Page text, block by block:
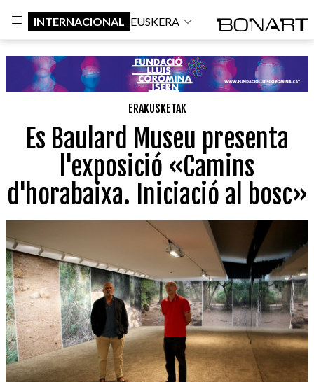
INTERNACIONAL EUSKERA
ERAKUSKETAK
Es Baulard Museu presenta
l'exposició «Camins
d'horabaixa. Iniciació al bosc»